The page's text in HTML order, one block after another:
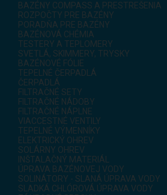
BAZÉNY COMPASS A PRESTREŠENIA
ROZPOČTY PRE BAZÉNY
PORADŇA PRE BAZÉNY
BAZÉNOVÁ CHÉMIA
TESTERY A TEPLOMERY
SVETLÁ, SKIMMERY, TRYSKY
BAZÉNOVÉ FÓLIE
TEPELNÉ ČERPADLÁ
ČERPADLÁ
FILTRAČNÉ SETY
FILTRAČNÉ NÁDOBY
FILTRAČNÉ NÁPLNE
VIACCESTNÉ VENTILY
TEPELNÉ VÝMENNÍKY
ELEKTRICKÝ OHREV
SOLÁRNY OHREV
INŠTALAČNÝ MATERIÁL
ÚPRAVA BAZÉNOVEJ VODY
SOLINÁTORY - SLANÁ ÚPRAVA VODY
SLADKÁ CHLÓROVÁ ÚPRAVA VODY